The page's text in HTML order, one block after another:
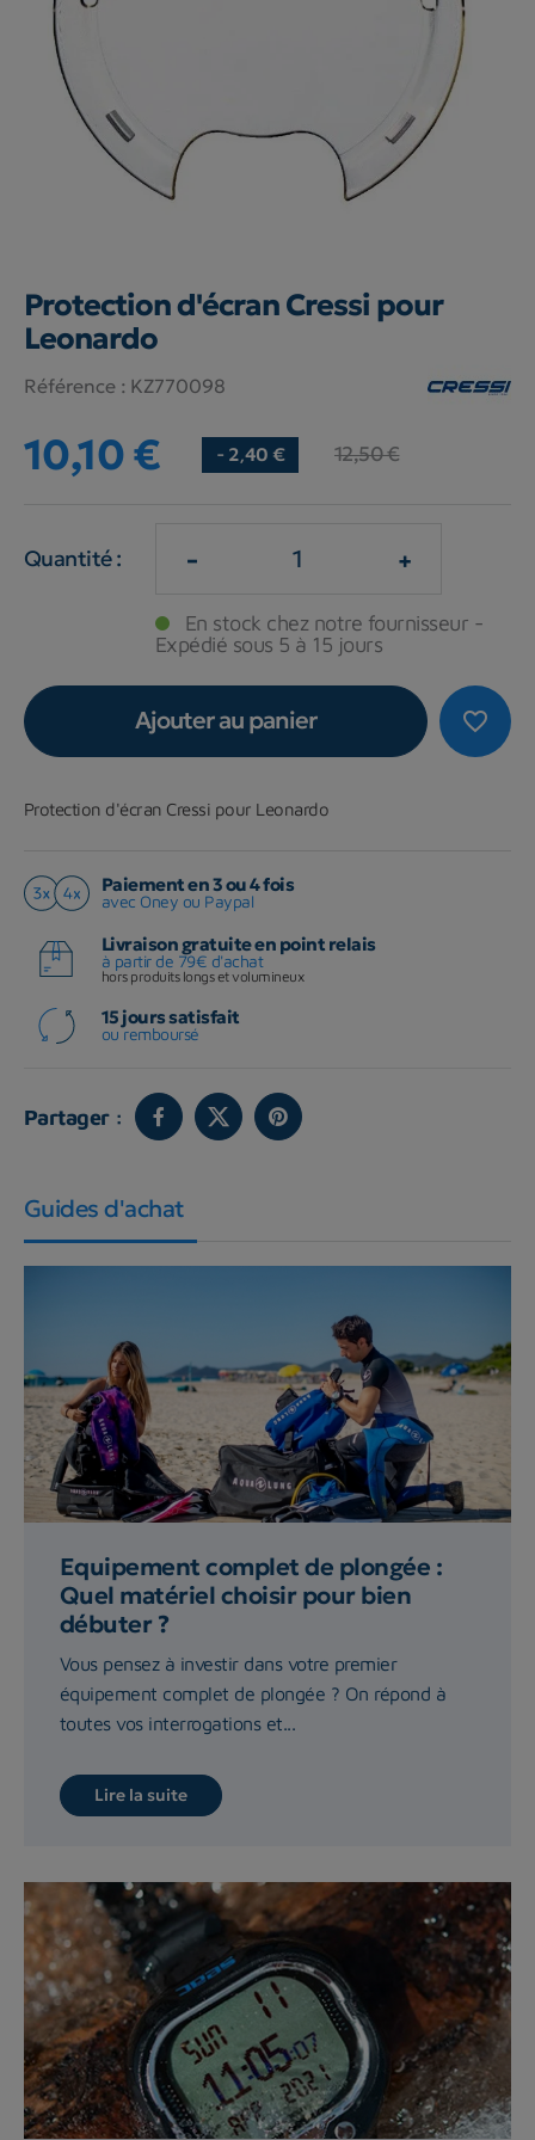
Protection d'écran Cressi pour
Leonardo
Référence : KZ770098
10,10 € - 2,40 € 12,50 €
Quantité : - +
En stock chez notre fournisseur -
Expédié sous 5 à 15 jours
favorite_border
Ajouter au panier
Protection d'écran Cressi pour Leonardo
Paiement en 3 ou 4 fois
avec Oney ou Paypal
Livraison gratuite en point relais
à partir de 79€ d'achat
hors produits longs et volumineux
15 jours satisfait
ou remboursé
Partager :
Guides d'achat
Equipement complet de plongée :
Quel matériel choisir pour bien
débuter ?
Vous pensez à investir dans votre premier
équipement complet de plongée ? On répond à
toutes vos interrogations et...
Lire la suite